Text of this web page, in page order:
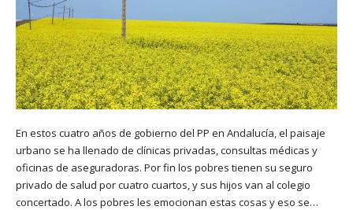
En estos cuatro años de gobierno del PP en Andalucía, el paisaje
urbano se ha llenado de clínicas privadas, consultas médicas y
oficinas de aseguradoras. Por fin los pobres tienen su seguro
privado de salud por cuatro cuartos, y sus hijos van al colegio
concertado. A los pobres les emocionan estas cosas y eso se…